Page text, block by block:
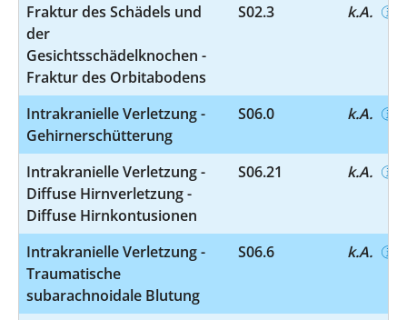
Fraktur des Schädels und
der
Gesichtsschädelknochen -
Fraktur des Orbitabodens
S02.3 k.A.
Intrakranielle Verletzung -
Gehirnerschütterung
S06.0 k.A.
Intrakranielle Verletzung -
Diffuse Hirnverletzung -
Diffuse Hirnkontusionen
S06.21 k.A.
Intrakranielle Verletzung -
Traumatische
subarachnoidale Blutung
S06.6 k.A.